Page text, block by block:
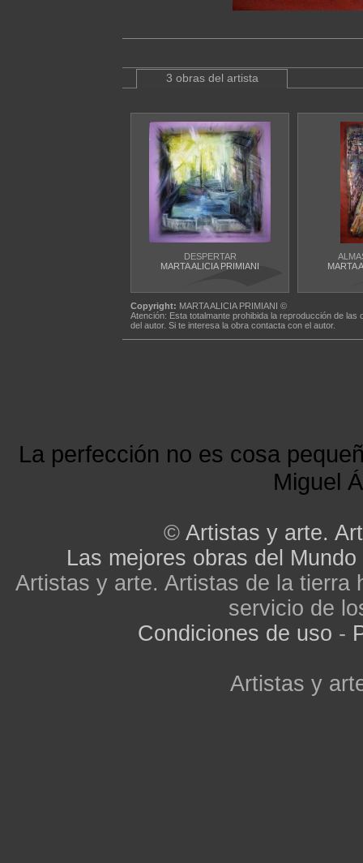
3 obras del artista
DESPERTAR
MARTA ALICIA PRIMIANI
MARTA
Copyright: MARTA ALICIA PRIMIANI ©
Atención: Esta totalmante prohibida la reproducción de
del autor. Si te interesa la obra contacta con el autor.
La perfección no es cosa
Miguel
© Artistas y arte.
Las mejores obras del Mundo
Artistas y arte. Artistas de la tierra
servicio de
Condiciones de uso -
Artistas y